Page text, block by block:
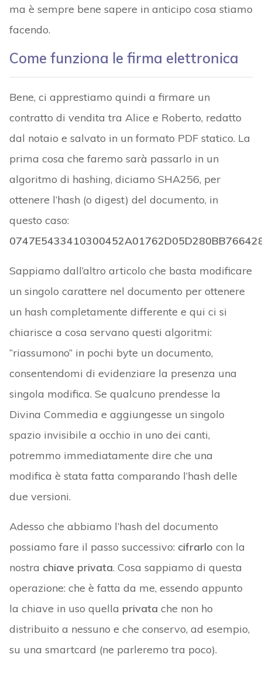
ma è sempre bene sapere in anticipo cosa stiamo
facendo.
Come funziona le firma elettronica
Bene, ci apprestiamo quindi a firmare un
contratto di vendita tra Alice e Roberto, redatto
dal notaio e salvato in un formato PDF statico. La
prima cosa che faremo sarà passarlo in un
algoritmo di hashing, diciamo SHA256, per
ottenere l’hash (o digest) del documento, in
questo caso:
Sappiamo dall’altro articolo che basta modificare
un singolo carattere nel documento per ottenere
un hash completamente differente e qui ci si
chiarisce a cosa servano questi algoritmi:
“riassumono” in pochi byte un documento,
consentendomi di evidenziare la presenza una
singola modifica. Se qualcuno prendesse la
Divina Commedia e aggiungesse un singolo
spazio invisibile a occhio in uno dei canti,
potremmo immediatamente dire che una
modifica è stata fatta comparando l’hash delle
due versioni.
Adesso che abbiamo l’hash del documento
possiamo fare il passo successivo: cifrarlo con la
nostra chiave privata. Cosa sappiamo di questa
operazione: che è fatta da me, essendo appunto
la chiave in uso quella privata che non ho
distribuito a nessuno e che conservo, ad esempio,
su una smartcard (ne parleremo tra poco).